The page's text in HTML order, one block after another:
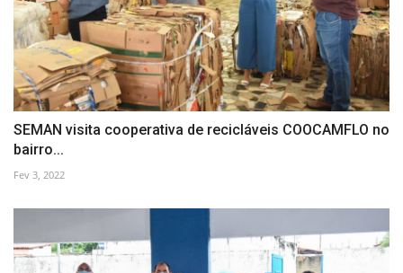
SEMAN visita cooperativa de recicláveis COOCAMFLO no
bairro...
Fev 3, 2022